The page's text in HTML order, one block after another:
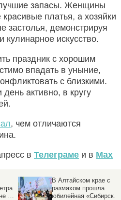
запасы. Женщины
платья, а хозяйки
застолья, демонстрируя
кулинарное искусство.
праздник с хорошим
впадать в уныние,
с близкими.
активно, в кругу
, чем отличаются
в Телеграме и в Max
во
В Алтайском крае с
размахом прошла
юбилейная «Сибирская